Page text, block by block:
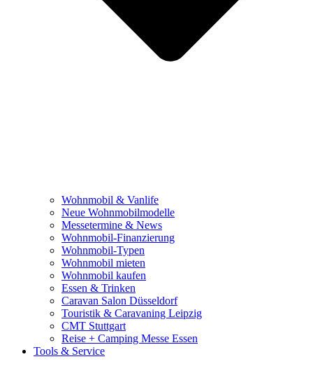
Wohnmobil & Vanlife
Neue Wohnmobilmodelle
Messetermine & News
Wohnmobil-Finanzierung
Wohnmobil-Typen
Wohnmobil mieten
Wohnmobil kaufen
Essen & Trinken
Caravan Salon Düsseldorf
Touristik & Caravaning Leipzig
CMT Stuttgart
Reise + Camping Messe Essen
Tools & Service